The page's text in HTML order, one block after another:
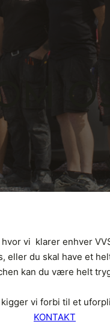
OS
vi klarer enhver
eller du skal have et
kan du være helt
kigger vi forbi til et
KONTAKT